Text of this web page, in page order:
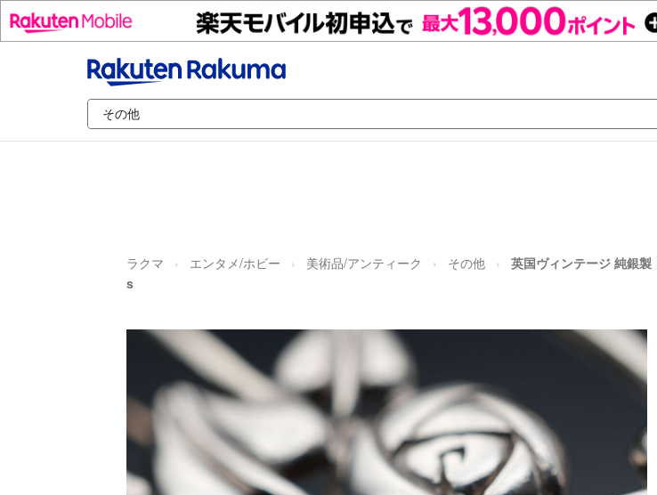
ラクマ エンタメ/ホビー 美術品/アンティーク その他
英国ヴィンテージ 純銀
s